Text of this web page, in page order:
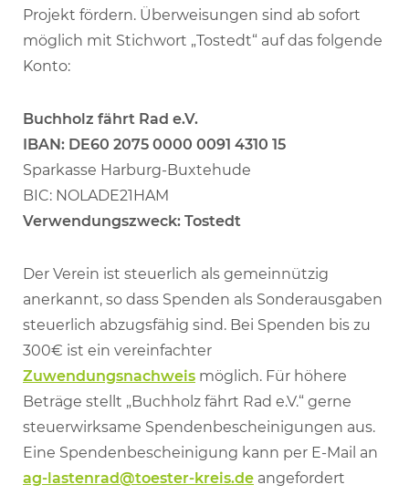
Projekt fördern. Überweisungen sind ab sofort
möglich mit Stichwort „Tostedt“ auf das folgende
Konto:
Buchholz fährt Rad e.V.
IBAN: DE60 2075 0000 0091 4310 15
Sparkasse Harburg-Buxtehude
BIC: NOLADE21HAM
Verwendungszweck: Tostedt
Der Verein ist steuerlich als gemeinnützig
anerkannt, so dass Spenden als Sonderausgaben
steuerlich abzugsfähig sind. Bei Spenden bis zu
300€ ist ein vereinfachter
Zuwendungsnachweis möglich. Für höhere
Beträge stellt „Buchholz fährt Rad e.V.“ gerne
steuerwirksame Spendenbescheinigungen aus.
Eine Spendenbescheinigung kann per E-Mail an
ag-lastenrad@toester-kreis.de angefordert